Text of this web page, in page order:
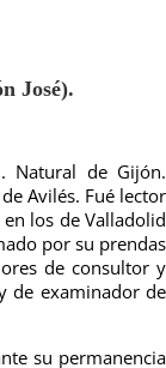
José).
Natural de Gijón.
Avilés. Fué lector
los de Valladolid
por su prendas
de consultor y
de examinador de
su permanencia